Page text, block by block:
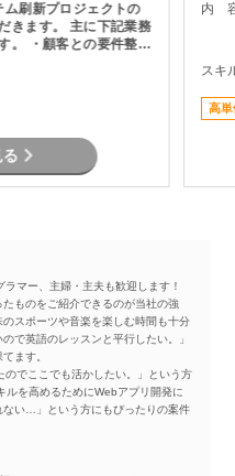
ム刷新プロジェクトの
きます。 主に下記業務
。 ・顧客との要件整
ェクト計画の策定およ
ムとの調整およびマネ
、リスク管理 ・関係
各種報告 ・要件定義か
内
スキ
高単
マー、主婦・主夫も歓迎します！
ものをご紹介できるのが当社の強
スポーツや音楽を楽しむ時間も十分
で英語のレッスンと平行したい。」
ます。
でここでも活かしたい。」という方
ルを高めるためにWebアプリ開発に
ない…」という方にもぴったりの案件